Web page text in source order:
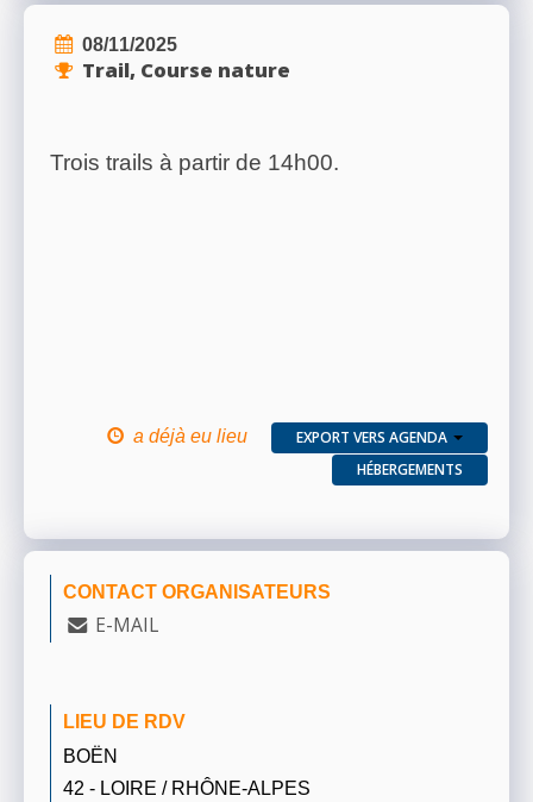
08/11/2025
Trail, Course nature
Trois trails à partir de 14h00.
a déjà eu lieu
EXPORT VERS AGENDA
HÉBERGEMENTS
CONTACT ORGANISATEURS
E-MAIL
LIEU DE RDV
BOËN
42 - LOIRE / RHÔNE-ALPES